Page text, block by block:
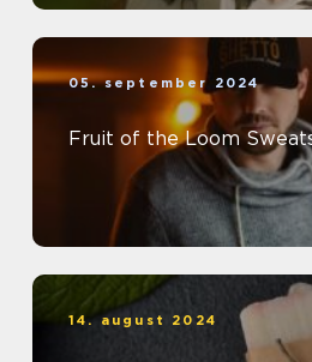
05. september 2024
Fruit of the Loom
14. august 2024